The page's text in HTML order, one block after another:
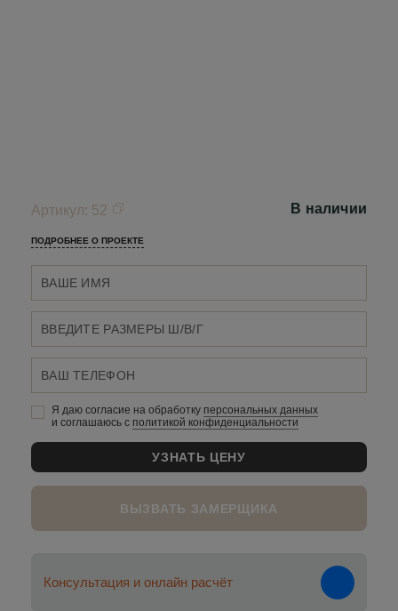
Артикул: 52 В наличии
ПОДРОБНЕЕ О ПРОЕКТЕ
Я даю согласие на обработку персональных данныx
и соглашаюсь c политикой конфиденциальности
ВЫЗВАТЬ ЗАМЕРЩИКА
Консультация и онлайн расчёт